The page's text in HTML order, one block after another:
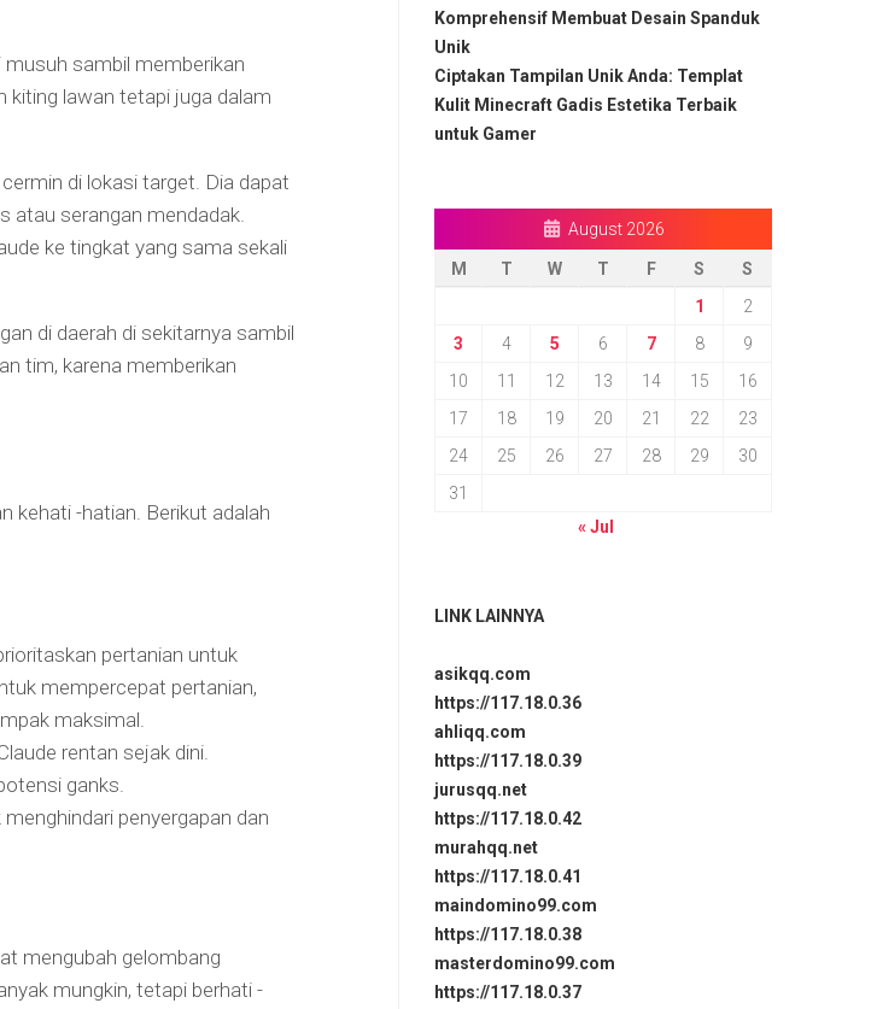
sambil memberikan
kiting lawan tetapi juga dalam
di lokasi target. Dia dapat
atau serangan mendadak.
ke tingkat yang sama sekali
di daerah di sekitarnya sambil
tim, karena memberikan
kehati -hatian. Berikut adalah
pertanian untuk
mempercepat pertanian,
maksimal.
rentan sejak dini.
ganks.
penyergapan dan
mengubah gelombang
mungkin, tetapi berhati -
Komprehensif Membuat Desain Spanduk
Unik
Ciptakan Tampilan Unik Anda: Templat
Kulit Minecraft Gadis Estetika Terbaik
untuk Gamer
August 2026
M T W T F S
S
1
2
3
4 5 6 7 8
9
10
11 12 13 14 15
16
17
18 19 20 21 22
23
24
25 26 27 28 29
30
31
« Jul
LINK LAINNYA
asikqq.com
https://117.18.0.36
ahliqq.com
https://117.18.0.39
jurusqq.net
https://117.18.0.42
murahqq.net
https://117.18.0.41
maindomino99.com
https://117.18.0.38
masterdomino99.com
https://117.18.0.37